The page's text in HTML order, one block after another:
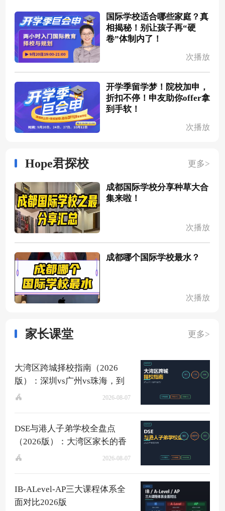
国际学校适合哪些家庭？真
相揭秘！别让孩子再“硬
卷”体制内了！
次播放
开学季留学梦！院校加申，
折扣不停！申友助你offer拿
到手软！
次播放
Hope君探校 更多>
成都国际学校分享种草大合
集来啦！
次播放
成都哪个国际学校最水？
次播放
家长课堂 更多>
大湾区跨城择校指南（2026
版）：深圳vs广州vs珠海，到
底该去哪？
2026-08-07
DSE与港人子弟学校全盘点
（2026版）：大湾区家长的香
港升学快车道
2026-08-07
IB-ALevel-AP三大课程体系全
面对比2026版